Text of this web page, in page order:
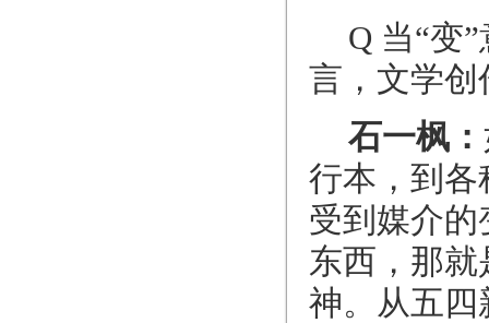
Q 当“变
言，文学创
石一枫：
行本，到各
受到媒介
东西，那
神。从五四